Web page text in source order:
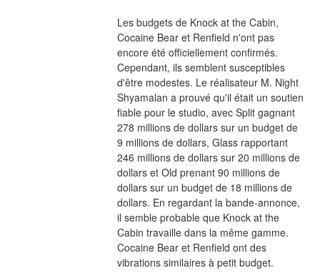
Les budgets de Knock at the Cabin,
Cocaine Bear et Renfield n'ont pas
encore été officiellement confirmés.
Cependant, ils semblent susceptibles
d'être modestes. Le réalisateur M. Night
Shyamalan a prouvé qu'il était un soutien
fiable pour le studio, avec Split gagnant
278 millions de dollars sur un budget de
9 millions de dollars, Glass rapportant
246 millions de dollars sur 20 millions de
dollars et Old prenant 90 millions de
dollars sur un budget de 18 millions de
dollars. En regardant la bande-annonce,
il semble probable que Knock at the
Cabin travaille dans la même gamme.
Cocaine Bear et Renfield ont des
vibrations similaires à petit budget.